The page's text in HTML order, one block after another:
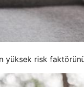
yüksek risk